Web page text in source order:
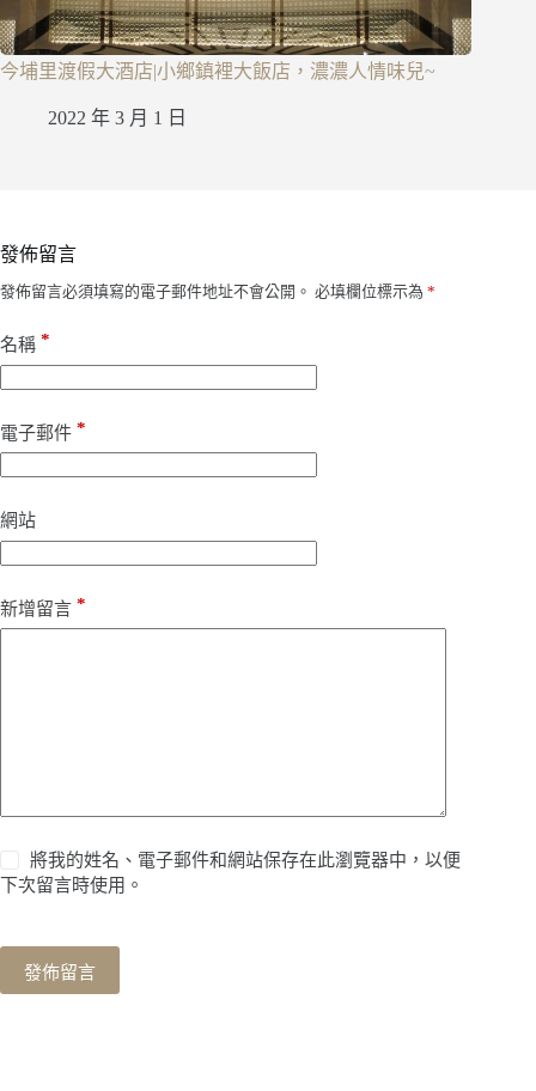
今埔里渡假大酒店|小鄉鎮裡大飯店，濃濃人情味兒~
2022 年 3 月 1 日
發佈留言
發佈留言必須填寫的電子郵件地址不會公開。 必填欄位標示為 *
名稱 *
電子郵件 *
網站
新增留言 *
將我的姓名、電子郵件和網站保存在此瀏覽器中，以便
下次留言時使用。
發佈留言